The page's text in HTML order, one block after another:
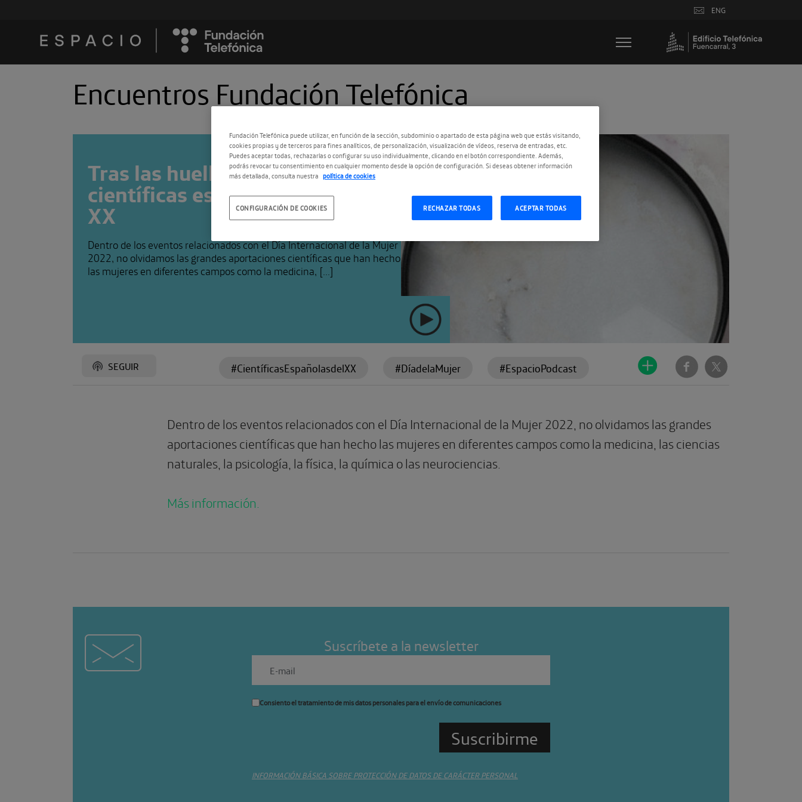
ENG
Encuentros Fundación Telefónica
Tras las huellas de las
científicas españolas del siglo
XX
Dentro de los eventos relacionados con el Día Internacional de la Mujer
2022, no olvidamos las grandes aportaciones científicas que han hecho
las mujeres en diferentes campos como la medicina, […]
SEGUIR #CientíficasEspañolasdelXX #DíadelaMujer #EspacioPodcast
Dentro de los eventos relacionados con el Día Internacional de la Mujer 2022, no olvidamos las grandes
aportaciones científicas que han hecho las mujeres en diferentes campos como la medicina, las ciencias
naturales, la psicología, la física, la química o las neurociencias.
Más información.
Suscríbete a la newsletter
Consiento el tratamiento de mis datos personales para el envío de comunicaciones
INFORMACIÓN BÁSICA SOBRE PROTECCIÓN DE DATOS DE CARÁCTER PERSONAL
Suscríbete a
Encuentros Fundación
Utiliza cualquiera de tus clietes favoritos para recibir los
nuevos episodios al instante.
Fundación Telefónica puede utilizar, en función de la sección, subdominio o apartado de esta página web que estás visitando,
cookies propias y de terceros para fines analíticos, de personalización, visualización de vídeos, reserva de entradas, etc.
Puedes aceptar todas, rechazarlas o configurar su uso individualmente, clicando en el botón correspondiente. Además,
podrás revocar tu consentimiento en cualquier momento desde la opción de configuración. Si deseas obtener información
más detallada, consulta nuestra política de cookies
RECHAZAR TODAS ACEPTAR TODAS
CONFIGURACIÓN DE COOKIES